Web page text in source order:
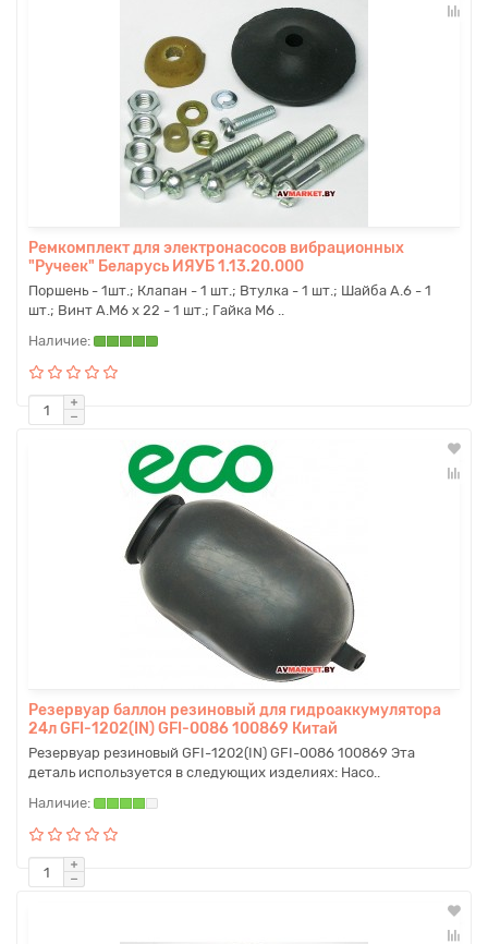
Ремкомплект для электронасосов вибрационных
"Ручеек" Беларусь ИЯУБ 1.13.20.000
Поршень - 1шт.; Клапан - 1 шт.; Втулка - 1 шт.; Шайба А.6 - 1
шт.; Винт А.М6 х 22 - 1 шт.; Гайка М6 ..
Резервуар баллон резиновый для гидроаккумулятора
24л GFI-1202(IN) GFI-0086 100869 Китай
Резервуар резиновый GFI-1202(IN) GFI-0086 100869 Эта
деталь используется в следующих изделиях: Насо..